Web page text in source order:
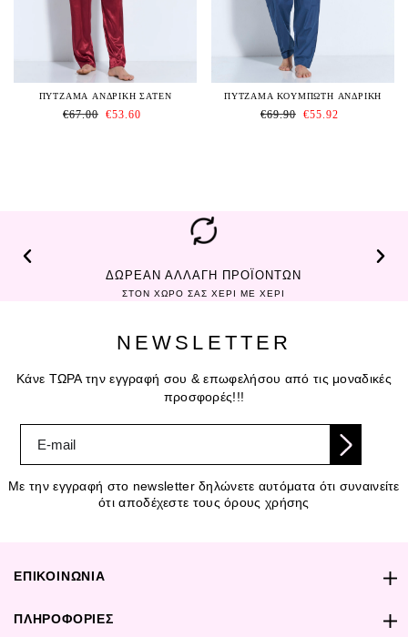
ΠΥΤΖΑΜΑ ΑΝΔΡΙΚΗ ΣΑΤΕΝ
€67.00 €53.60
ΠΥΤΖΑΜΑ ΚΟΥΜΠΩΤΗ ΑΝΔΡΙΚΗ
€69.90 €55.92
ΔΩΡΕΑΝ ΑΛΛΑΓΗ ΠΡΟΪΟΝΤΩΝ
ΣΤΟΝ ΧΩΡΟ ΣΑΣ ΧΕΡΙ ΜΕ ΧΕΡΙ
NEWSLETTER
Κάνε ΤΩΡΑ την εγγραφή σου & επωφελήσου από τις μοναδικές
προσφορές!!!
Με την εγγραφή στο newsletter δηλώνετε αυτόματα ότι συναινείτε
ότι αποδέχεστε τους όρους χρήσης
ΕΠΙΚΟΙΝΩΝΙΑ
ΠΛΗΡΟΦΟΡΙΕΣ